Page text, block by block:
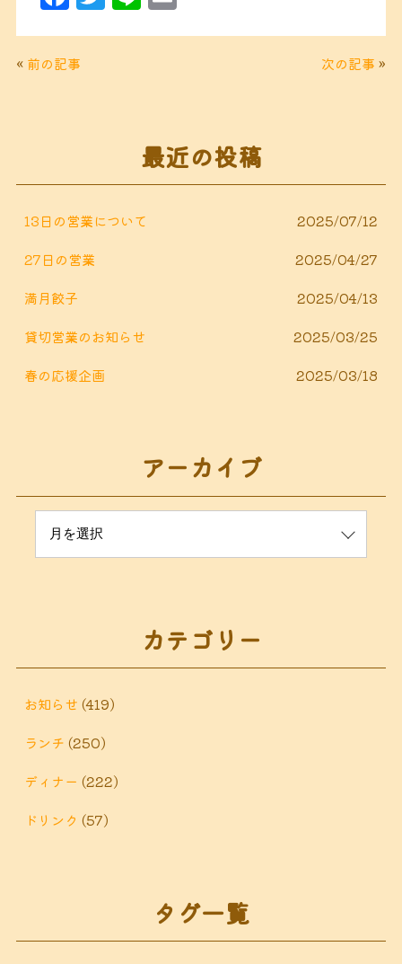
c
e
k
« 前の記事 次の記事 »
最近の投稿
13日の営業について
2025/07/12
27日の営業
2025/04/27
満月餃子
2025/04/13
貸切営業のお知らせ
2025/03/25
春の応援企画
2025/03/18
アーカイブ
カテゴリー
お知らせ (419)
ランチ (250)
ディナー (222)
ドリンク (57)
タグ一覧